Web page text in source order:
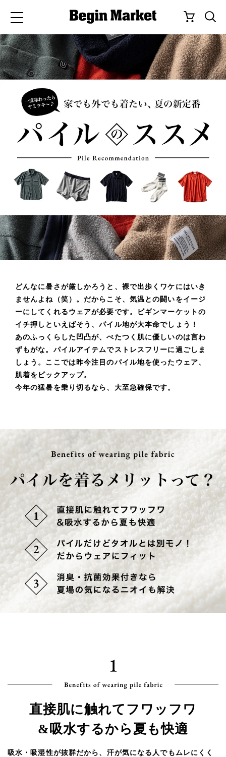
どんなに暑さが厳しかろうと、裸で出歩くワケにはいき
ませんよね（笑）。だからこそ、気温との闘いをイージ
ーにして くれるウェアが必要です。ビギンマーケットの
イチ押しといえばそう、パイル地が大本命でしょう！
あのふっくらした凹凸が、べたつく肌に優しいのは言わ
ずもがな。パイルアイテムでストレスフリーに過ごしま
しょう。 ここでは昨今注目のパイル地を使ったウェア、
肌着をピックアップ。
今年の猛暑を乗り切るなら、大至急確保です。
直接肌に触れてフワッフワ
&吸水するから夏も快適
吸水・吸湿性が抜群だから、汗が気になる人でもムレにくく